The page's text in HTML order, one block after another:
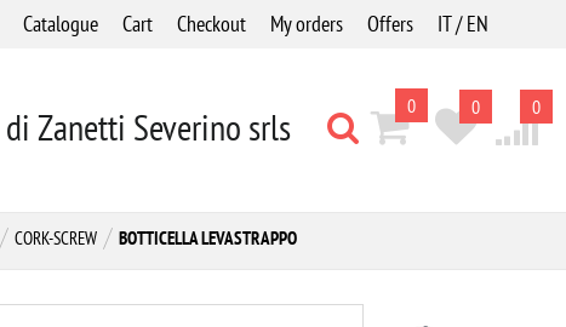
Catalogue Cart Checkout My orders Offers IT / EN
di Zanetti Severino srls 0 0 0
CORK-SCREW BOTTICELLA LEVASTRAPPO